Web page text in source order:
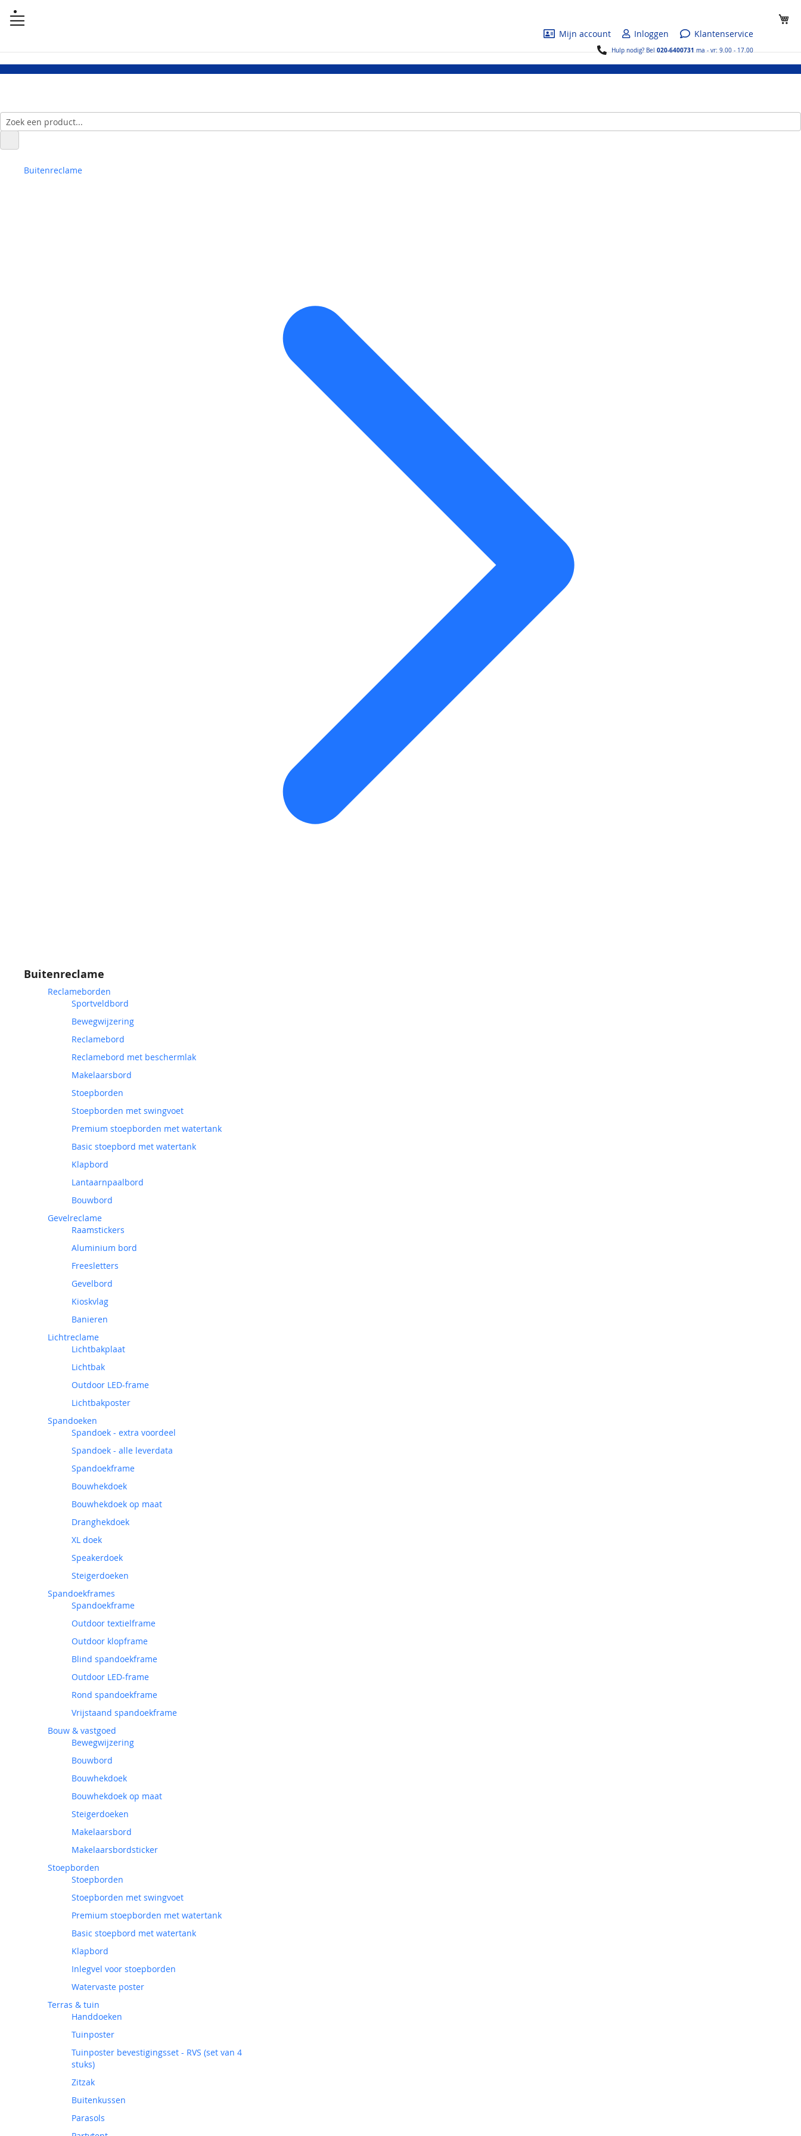
Mijn account
Inloggen Klantenservice
Hulp nodig? Bel020-6400731ma - vr: 9.00 - 17.00
Buitenreclame
Buitenreclame
Reclameborden
Sportveldbord
Bewegwijzering
Reclamebord
Reclamebord met beschermlak
Makelaarsbord
Stoepborden
Stoepborden met swingvoet
Premium stoepborden met watertank
Basic stoepbord met watertank
Klapbord
Lantaarnpaalbord
Bouwbord
Gevelreclame
Raamstickers
Aluminium bord
Freesletters
Gevelbord
Kioskvlag
Banieren
Lichtreclame
Lichtbakplaat
Lichtbak
Outdoor LED-frame
Lichtbakposter
Spandoeken
Spandoek - extra voordeel
Spandoek - alle leverdata
Spandoekframe
Bouwhekdoek
Bouwhekdoek op maat
Dranghekdoek
XL doek
Speakerdoek
Steigerdoeken
Spandoekframes
Spandoekframe
Outdoor textielframe
Outdoor klopframe
Blind spandoekframe
Outdoor LED-frame
Rond spandoekframe
Vrijstaand spandoekframe
Bouw & vastgoed
Bewegwijzering
Bouwbord
Bouwhekdoek
Bouwhekdoek op maat
Steigerdoeken
Makelaarsbord
Makelaarsbordsticker
Stoepborden
Stoepborden
Stoepborden met swingvoet
Premium stoepborden met watertank
Basic stoepbord met watertank
Klapbord
Inlegvel voor stoepborden
Watervaste poster
Terras & tuin
Handdoeken
Tuinposter
Tuinposter bevestigingsset - RVS (set van 4
stuks)
Zitzak
Buitenkussen
Parasols